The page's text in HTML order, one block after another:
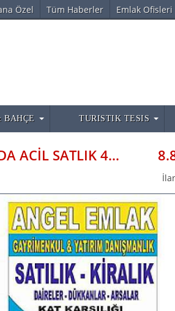
Özel Tüm Haberler Emlak Ofisleri
BAHÇE TURISTIK TESIS
ANTALYA AKSU YESİLKARAMAN DA ACİL SATLIK 4 DÖNÜM YATIRIMLIK KELEPİR TARLA